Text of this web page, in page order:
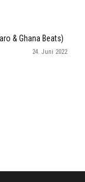
& Ghana Beats)
24. Juni 2022